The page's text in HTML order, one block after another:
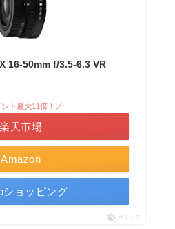
16-50mm f/3.5-6.3 VR
Amazon
ント最大11倍！／
楽天市場
ショッピング
ポチップ